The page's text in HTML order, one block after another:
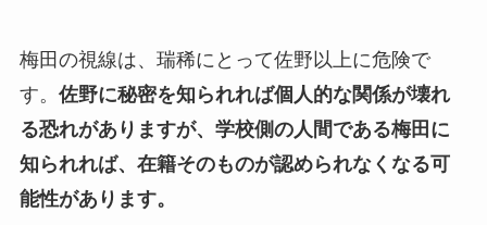
梅田の視線は、瑞稀にとって佐野以上に危険で
す。 佐野に秘密を知られれば個人的な関係が壊れ
る恐れがありますが、学校側の人間である梅田に
知られれば、在籍そのものが認められなくなる可
能性があります。